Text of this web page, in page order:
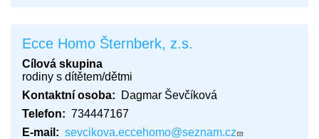
Ecce Homo Šternberk, z.s.
Cílová skupina
rodiny s dítětem/dětmi
Kontaktní osoba
Dagmar Ševčíková
Telefon
734447167
E-mail
sevcikova.eccehomo@seznam.cz